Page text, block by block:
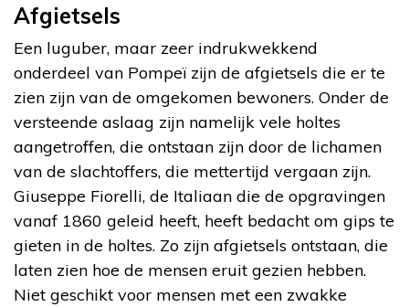
Afgietsels
Een luguber, maar zeer indrukwekkend
onderdeel van Pompeï zijn de afgietsels die er te
zien zijn van de omgekomen bewoners. Onder de
versteende aslaag zijn namelijk vele holtes
aangetroffen, die ontstaan zijn door de lichamen
van de slachtoffers, die mettertijd vergaan zijn.
Giuseppe Fiorelli, de Italiaan die de opgravingen
vanaf 1860 geleid heeft, heeft bedacht om gips te
gieten in de holtes. Zo zijn afgietsels ontstaan, die
laten zien hoe de mensen eruit gezien hebben.
Niet geschikt voor mensen met een zwakke